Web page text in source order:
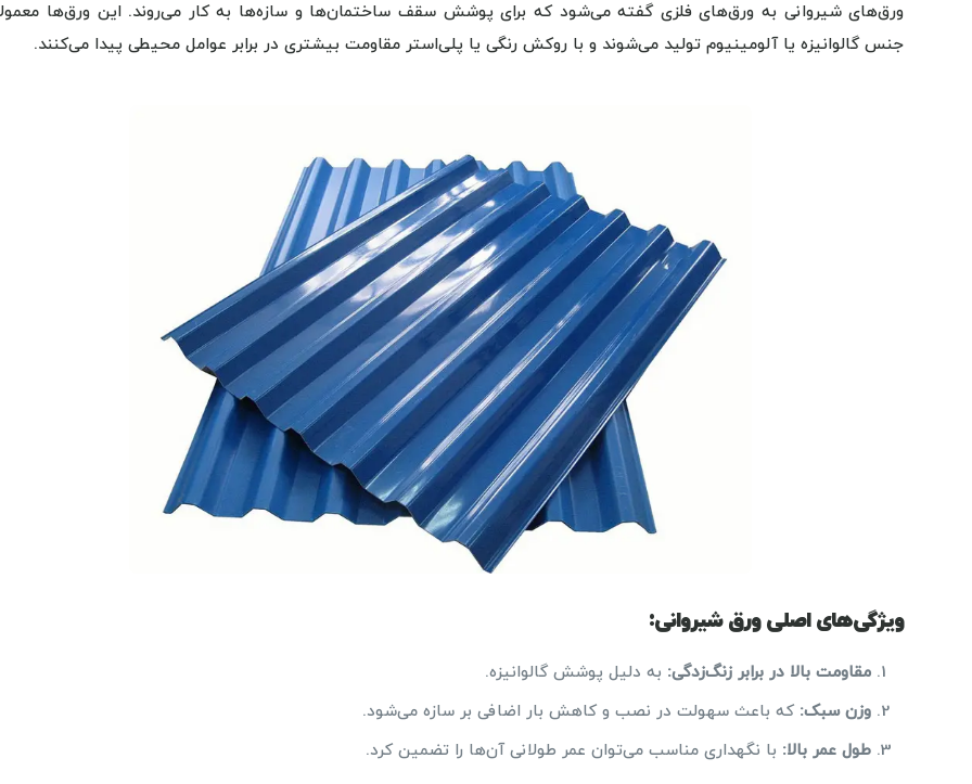
ورق‌های شیروانی به ورق‌های فلزی گفته می‌شود که برای پوشش سقف ساختمان‌ها و سازه‌ها به کار می‌روند. این ورق‌ها
جنس گالوانیزه یا آلومینیوم تولید می‌شوند و با روکش رنگی یا پلی‌استر مقاومت بیشتری در برابر عوامل محیطی پیدا می‌کنند.
ویژگی‌های اصلی ورق شیروانی:
مقاومت بالا در برابر زنگ‌زدگی: به دلیل پوشش گالوانیزه.
وزن سبک: که باعث سهولت در نصب و کاهش بار اضافی بر سازه می‌شود.
طول عمر بالا: با نگهداری مناسب می‌توان عمر طولانی آن‌ها را تضمین کرد.